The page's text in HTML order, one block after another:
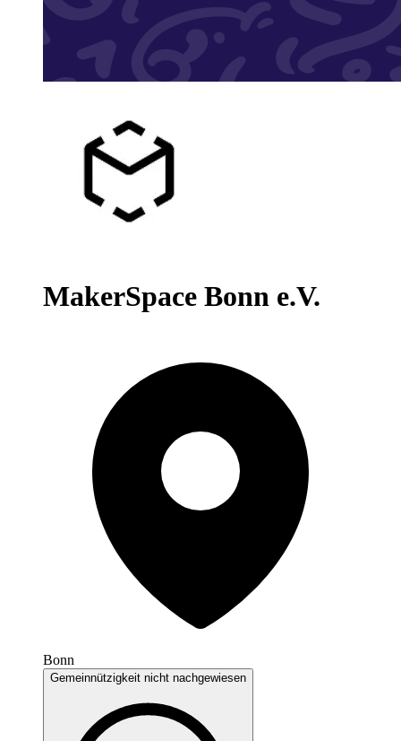
MakerSpace Bonn e.V.
Bonn
Gemeinnützigkeit nicht nachgewiesen